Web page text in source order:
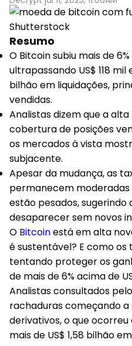
Shutterstock
Resumo
O Bitcoin subiu mais de
ultrapassando US$ 118 mil
bilhão em liquidações,
vendidas.
Analistas dizem que a
cobertura de posições
os mercados à vista
subjacente.
Apesar da mudança, as
permanecem
estão pesados,
desaparecer sem novos
O Bitcoinestá em alta
é sustentável? E como
tentando proteger os
de mais de 6% acima de
Analistas consultados
rachaduras começando
derivativos, o que
mais de US$ 1,58 bilhão